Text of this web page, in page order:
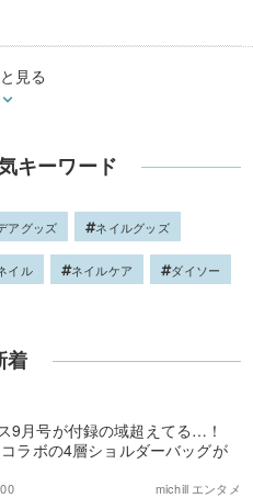
見る
キーワード
アグッズ ネイルグッズ
イル ネイルケア ダイソー
着
9月号が付録の域超えてる…！
コラボの4層ショルダーバッグが
michill エンタメ